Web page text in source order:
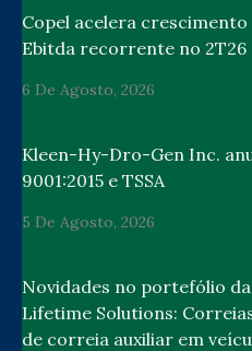
Copel acelera
Ebitda recorrente no 2T26
6 De Agosto, 2026
Kleen-Hy-Dro-Gen Inc.
9001:2015 e TSSA
5 De Agosto, 2026
Novidades no portefólio
Lifetime Solutions:
de correia auxiliar em